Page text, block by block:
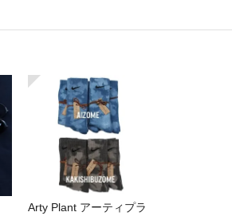
Arty Plant アーティプラ